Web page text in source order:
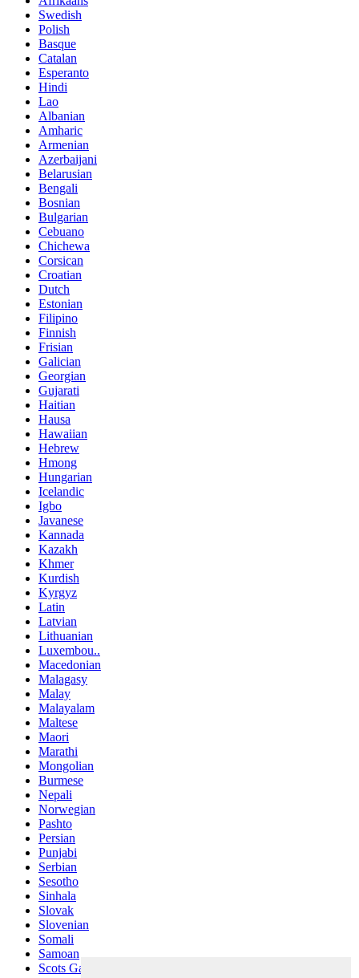
Swedish
Polish
Basque
Catalan
Esperanto
Hindi
Lao
Albanian
Amharic
Armenian
Azerbaijani
Belarusian
Bengali
Bosnian
Bulgarian
Cebuano
Chichewa
Corsican
Croatian
Dutch
Estonian
Filipino
Finnish
Frisian
Galician
Georgian
Gujarati
Haitian
Hausa
Hawaiian
Hebrew
Hmong
Hungarian
Icelandic
Igbo
Javanese
Kannada
Kazakh
Khmer
Kurdish
Kyrgyz
Latin
Latvian
Lithuanian
Luxembou..
Macedonian
Malagasy
Malay
Malayalam
Maltese
Maori
Marathi
Mongolian
Burmese
Nepali
Norwegian
Pashto
Persian
Punjabi
Serbian
Sesotho
Sinhala
Slovak
Slovenian
Somali
Samoan
Scots Gaelic